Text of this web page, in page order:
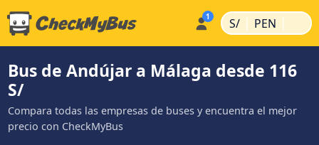
S/ | PEN |
Bus de Andújar a Málaga desde 116
S/
Compara todas las empresas de buses y encuentra el mejor
precio con CheckMyBus